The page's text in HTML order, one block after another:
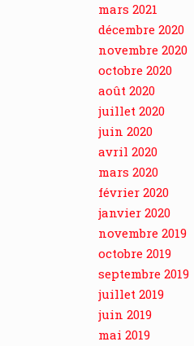
mars 2021
décembre 2020
novembre 2020
octobre 2020
août 2020
juillet 2020
juin 2020
avril 2020
mars 2020
février 2020
janvier 2020
novembre 2019
octobre 2019
septembre 2019
juillet 2019
juin 2019
mai 2019